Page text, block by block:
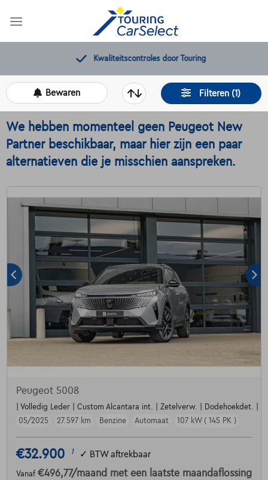
Kwaliteitscontroles door Touring
Filteren (1)
Bewaren
We hebben momenteel geen Peugeot New
Partner beschikbaar, maar hier zijn een paar
alternatieven die je misschien aanspreken.
Peugeot 5008
| Volledig Leder | Custom Alcantara int. | Zetelverw. | Dodehoekdet. |
05/2025
27.597 km Benzine Automaat 107 kW ( 145 PK )
€32.900 1 ✓ BTW aftrekbaar
Vanaf €496,77/maand met een laatste maandaflossing